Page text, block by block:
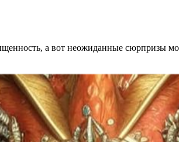
а вот неожиданные сюрпризы